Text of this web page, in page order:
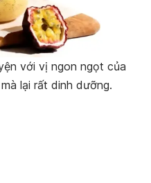
với vị ngon ngọt của
lại rất dinh dưỡng.